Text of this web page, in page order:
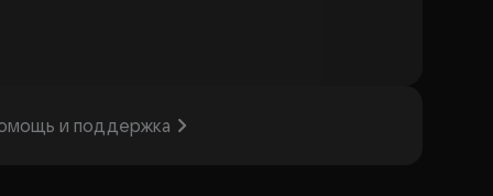
и поддержка